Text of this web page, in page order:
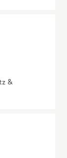
&